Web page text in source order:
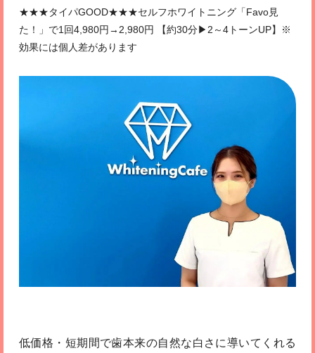
★★★タイパGOOD★★★セルフホワイトニング「Favo見
た！」で1回4,980円→2,980円 【約30分▶2～4トーンUP】※
効果には個人差があります
低価格・短期間で歯本来の自然な白さに導いてくれる